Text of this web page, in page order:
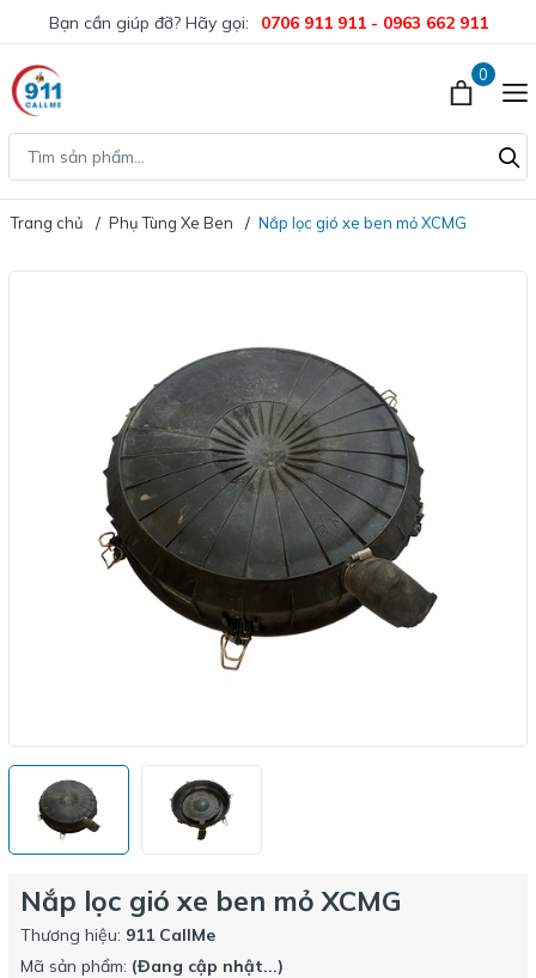
Bạn cần giúp đỡ? Hãy gọi: 0706 911 911 - 0963 662 911
0
Trang chủ Phụ Tùng Xe Ben Nắp lọc gió xe ben mỏ XCMG
Nắp lọc gió xe ben mỏ XCMG
Thương hiệu: 911 CallMe
Mã sản phẩm: (Đang cập nhật...)